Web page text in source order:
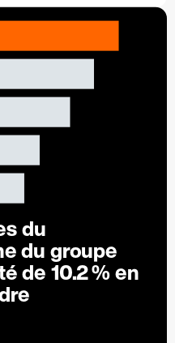
du
du groupe
de10.2 %en